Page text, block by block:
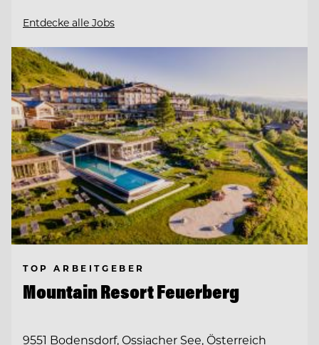
Entdecke alle Jobs
TOP ARBEITGEBER
Mountain Resort Feuerberg
9551 Bodensdorf, Ossiacher See, Österreich